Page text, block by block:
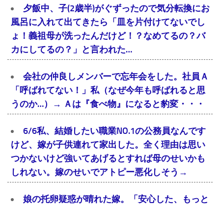
夕飯中、子(2歳半)がぐずったので気分転換にお
風呂に入れて出てきたら「皿を片付けてないでし
ょ！義祖母が洗ったんだけど！？なめてるの？バ
カにしてるの？」と言われた…
会社の仲良しメンバーで忘年会をした。社員Ａ
「呼ばれてない！」私（なぜ今年も呼ばれると思
うのか…）→ Ａは『食べ物』になると豹変・・・
6/6私、結婚したい職業NO.1の公務員なんです
けど、嫁が子供連れて家出した。全く理由は思い
つかないけど強いてあげるとすれば母のせいかも
しれない。嫁のせいでアトピー悪化しそう→
娘の托卵疑惑が晴れた嫁。「安心した、もっと